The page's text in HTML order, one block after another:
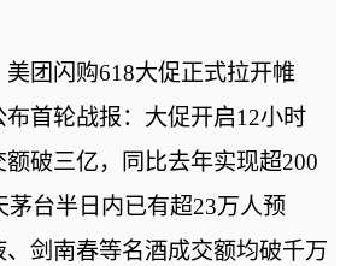
团闪购618大促正式拉开帷
首轮战报：大促开启12小时
破三亿，同比去年实现超200
茅台半日内已有超23万人预
剑南春等名酒成交额均破千万